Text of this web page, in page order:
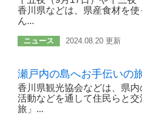
香川県などは、県産食材を
ん...
ニュース 2024.08.20 更新
瀬戸内の島へお手伝い
香川県観光協会などは、県
活動などを通して住民らと
旅」...